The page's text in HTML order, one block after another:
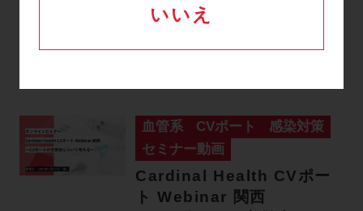
いいえ
置術 セルジンガータイプ
血管系 CVポート
感染対策
セミナー動画
Cardinal Health CVポー
ト Webinar 関西